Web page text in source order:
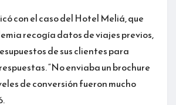
con el caso del Hotel Meliá, que
recogía datos de viajes previos,
de sus clientes para
“No enviaba un brochure
de conversión fueron mucho